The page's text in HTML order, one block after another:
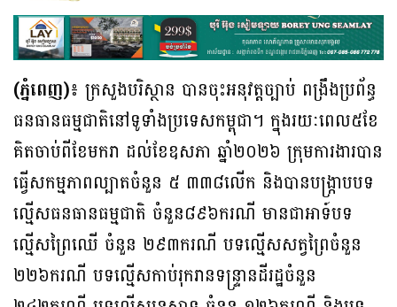
(ភ្នំពេញ)៖ ក្រសួងបរិស្ថាន បានចុះអនុវត្តច្បាប់ ពង្រឹងប្រព័ន្ធ
ធនធានធម្មជាតិនៅទូទាំងប្រទេសកម្ពុជា។ ក្នុងរយៈពេល៥ខែ
គិតចាប់ពីខែមករា ដល់ខែឧសភា ឆ្នាំ២០២៦ ក្រុមការងារបាន
ធ្វើសកម្មភាពល្បាតចំនួន ៥ ៣៣៨លើក និងបានបង្ក្រាបបទ
ល្មើសធនធានធម្មជាតិ ចំនួន៨៩៦ករណី មានជាអាទ៍បទ
ល្មើសព្រៃឈើ ចំនួន ២៩៣ករណី បទល្មើសសត្វព្រៃចំនួន
២២៦ករណី បទល្មើសកាប់រុករានទន្ទ្រានដីរដ្ឋចំនួន